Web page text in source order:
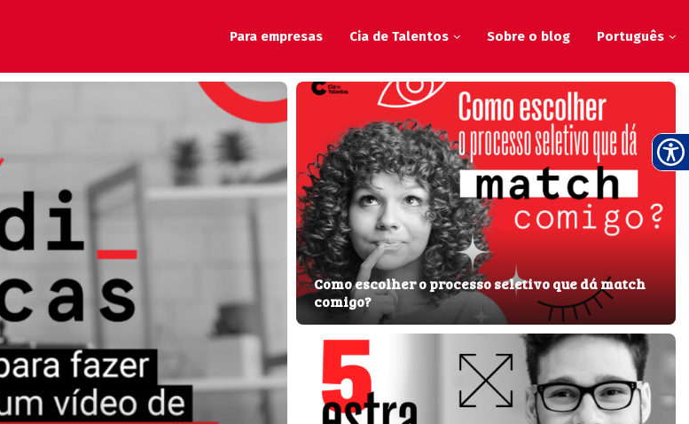
Para empresas Cia de Talentos Sobre o blog Português
Como escolher o processo seletivo que dá match
comigo?